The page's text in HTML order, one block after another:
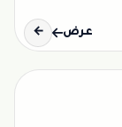
عرض ←